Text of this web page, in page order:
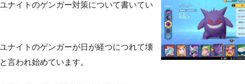
ナイトのゲンガー対策について書いてい
ナイトのゲンガーが日が経つにつれて壊
言われ始めています。